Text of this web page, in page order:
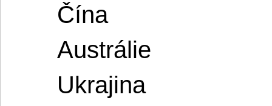
Čína
Austrálie
Ukrajina